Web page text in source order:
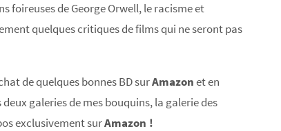
foireuses de George Orwell, le racisme et
quelques critiques de films qui ne seront pas
de quelques bonnes BD surAmazonet en
galeries de mes bouquins, la galerie des
exclusivement surAmazon !